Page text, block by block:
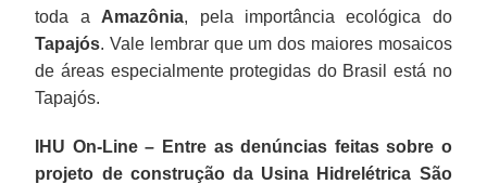
toda a Amazônia, pela importância ecológica do
Tapajós. Vale lembrar que um dos maiores mosaicos
de áreas especialmente protegidas do Brasil está no
Tapajós.
IHU On-Line – Entre as denúncias feitas sobre o
projeto de construção da Usina Hidrelétrica São